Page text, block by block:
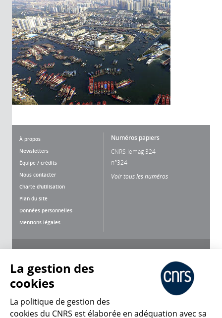
À propos
Newsletters
Équipe / crédits
Nous contacter
Charte d'utilisation
Plan du site
Données personnelles
Mentions légales
Numéros papiers
CNRS lemag 324
n°324
Voir tous les numéros
La gestion des
cookies
La politique de gestion des
cookies du CNRS est élaborée en adéquation avec sa